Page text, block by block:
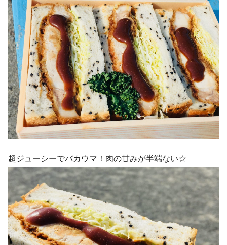
超ジューシーでバカウマ！肉の甘みが半端ない☆